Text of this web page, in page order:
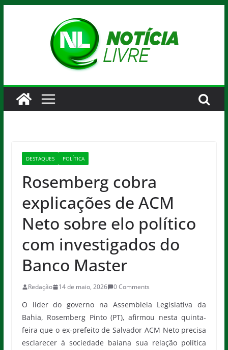
DESTAQUES POLÍTICA
Rosemberg cobra
explicações de ACM
Neto sobre elo político
com investigados do
Banco Master
Redação 14 de maio, 2026 0 Comments
O líder do governo na Assembleia Legislativa da
Bahia, Rosemberg Pinto (PT), afirmou nesta quinta-
feira que o ex-prefeito de Salvador ACM Neto precisa
esclarecer à sociedade baiana sua relação política